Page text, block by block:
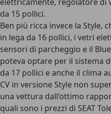
da 15 pollici.
Ben più ricca invece la Style,
in lega da 16 pollici, i vetri
sensori di parcheggio e il
poteva optare per il sistema
da 17 pollici e anche il clima
CV in versione Style non
una vettura dall’ottimo
quali sono i prezzi di SEAT